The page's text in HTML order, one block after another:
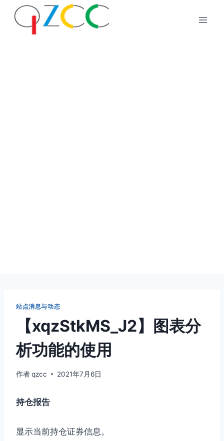
站点消息与动态
【xqzStkMS_J2】图表分
析功能的使用
作者qzcc 2021年7月6日
持仓报告
显示当前持仓证券信息。